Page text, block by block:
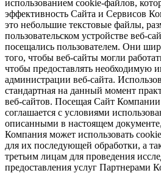
использованием cookie-файлов,
эффективность Сайта и Сервисов
это небольшие текстовые файлы,
пользовательском устройстве веб-
посещались пользователем. Они
того, чтобы веб-сайты могли
чтобы предоставлять необходимую
администрации веб-сайта.
стандартная на данный момент
веб-сайтов. Посещая Сайт Компании
соглашается с условиями
описанными в настоящем
Компания может использовать
для их последующей обработки, а
третьим лицам для проведения
предоставления услуг Партнерами